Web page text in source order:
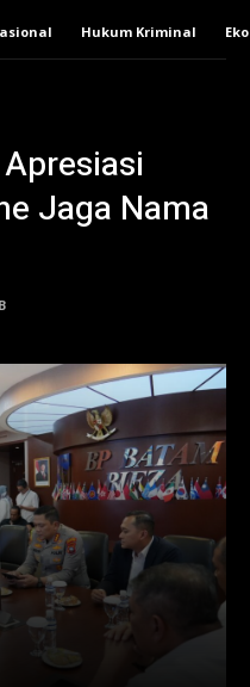
Hukum Kriminal
Jaga Nama